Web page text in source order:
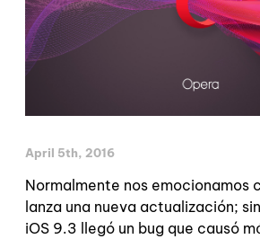
April 5th, 2016
Normalmente nos emocionamos
lanza una nueva actualización;
iOS 9.3 llegó un bug que causó